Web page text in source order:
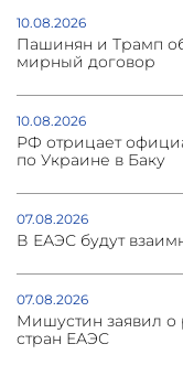
10.08.2026
Пашинян и Трамп
мирный договор
10.08.2026
РФ отрицает
по Украине в Баку
07.08.2026
В ЕАЭС будут
07.08.2026
Мишустин заявил о
стран ЕАЭС